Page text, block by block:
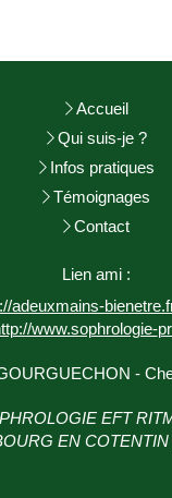
Accueil
Qui suis-je ?
Infos pratiques
Témoignages
Contact
Lien ami :
adeuxmains-
www.sophrologie-
-
EFT
EN